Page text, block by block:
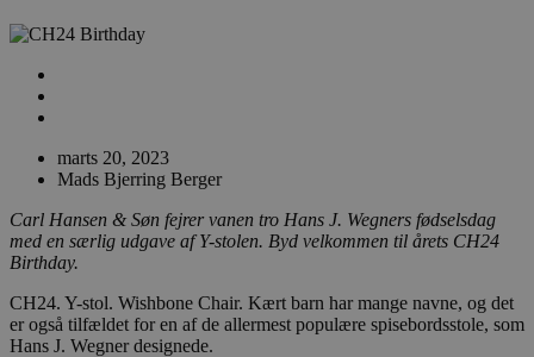
marts 20, 2023
Mads Bjerring Berger
Carl Hansen & Søn fejrer vanen tro Hans J. Wegners fødselsdag
med en særlig udgave af Y-stolen. Byd velkommen til årets CH24
Birthday.
CH24. Y-stol. Wishbone Chair. Kært barn har mange navne, og det
er også tilfældet for en af de allermest populære spisebordsstole, som
Hans J. Wegner designede.